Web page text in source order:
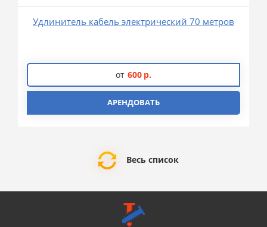
Удлинитель кабель электрический 70 метров
от 600 р.
АРЕНДОВАТЬ
Весь список